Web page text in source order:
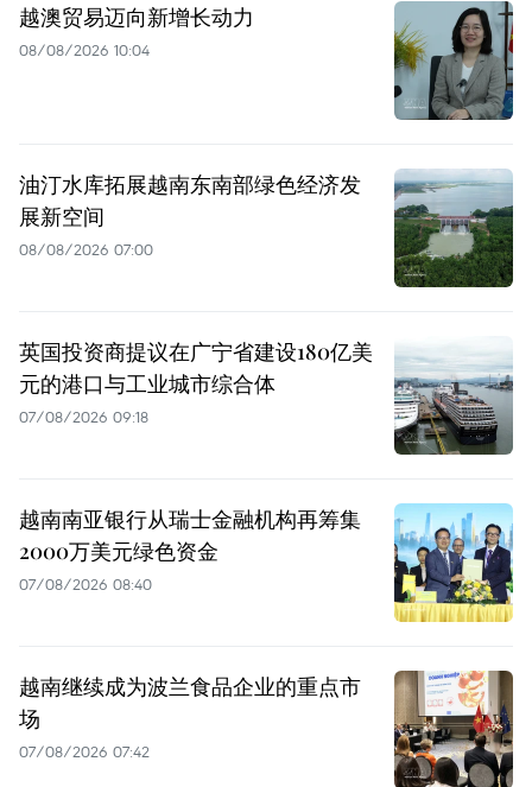
越澳贸易迈向新增长动力
08/08/2026 10:04
油汀水库拓展越南东南部绿色经济发
展新空间
08/08/2026 07:00
英国投资商提议在广宁省建设180亿美
元的港口与工业城市综合体
07/08/2026 09:18
越南南亚银行从瑞士金融机构再筹集
2000万美元绿色资金
07/08/2026 08:40
越南继续成为波兰食品企业的重点市
场
07/08/2026 07:42